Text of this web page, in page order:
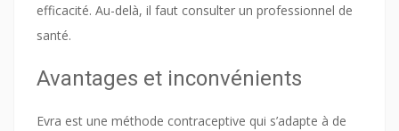
efficacité. Au-delà, il faut consulter un professionnel de
santé.
Avantages et inconvénients
Evra est une méthode contraceptive qui s’adapte à de